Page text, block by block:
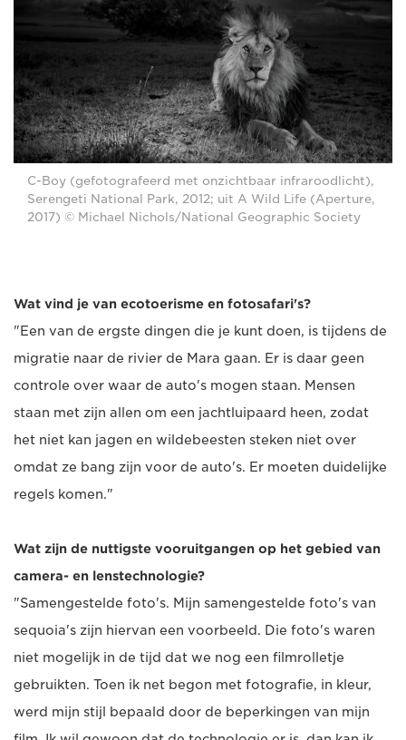
C-Boy (gefotografeerd met onzichtbaar infraroodlicht),
Serengeti National Park, 2012; uit A Wild Life (Aperture,
2017) © Michael Nichols/National Geographic Society
Wat vind je van ecotoerisme en fotosafari's?
"Een van de ergste dingen die je kunt doen, is tijdens de
migratie naar de rivier de Mara gaan. Er is daar geen
controle over waar de auto's mogen staan. Mensen
staan met zijn allen om een jachtluipaard heen, zodat
het niet kan jagen en wildebeesten steken niet over
omdat ze bang zijn voor de auto's. Er moeten duidelijke
regels komen."
Wat zijn de nuttigste vooruitgangen op het gebied van
camera- en lenstechnologie?
"Samengestelde foto's. Mijn samengestelde foto's van
sequoia's zijn hiervan een voorbeeld. Die foto's waren
niet mogelijk in de tijd dat we nog een filmrolletje
gebruikten. Toen ik net begon met fotografie, in kleur,
werd mijn stijl bepaald door de beperkingen van mijn